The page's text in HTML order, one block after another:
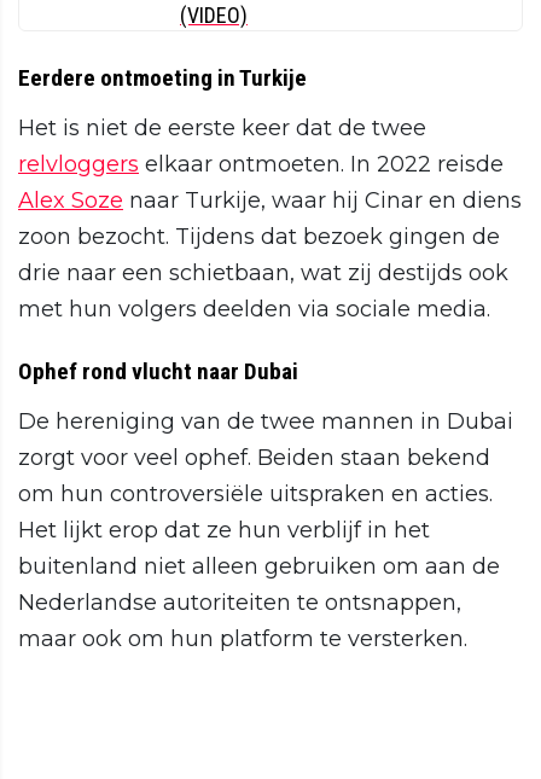
(VIDEO)
Eerdere ontmoeting in Turkije
Het is niet de eerste keer dat de twee
relvloggers elkaar ontmoeten. In 2022 reisde
Alex Soze naar Turkije, waar hij Cinar en diens
zoon bezocht. Tijdens dat bezoek gingen de
drie naar een schietbaan, wat zij destijds ook
met hun volgers deelden via sociale media.
Ophef rond vlucht naar Dubai
De hereniging van de twee mannen in Dubai
zorgt voor veel ophef. Beiden staan bekend
om hun controversiële uitspraken en acties.
Het lijkt erop dat ze hun verblijf in het
buitenland niet alleen gebruiken om aan de
Nederlandse autoriteiten te ontsnappen,
maar ook om hun platform te versterken.